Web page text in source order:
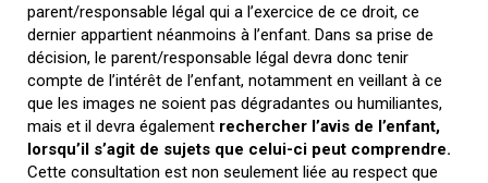
parent/responsable légal qui a l’exercice de ce droit, ce
dernier appartient néanmoins à l’enfant. Dans sa prise de
décision, le parent/responsable légal devra donc tenir
compte de l’intérêt de l’enfant, notamment en veillant à ce
que les images ne soient pas dégradantes ou humiliantes,
mais et il devra également rechercher l’avis de l’enfant,
lorsqu’il s’agit de sujets que celui-ci peut comprendre.
Cette consultation est non seulement liée au respect que